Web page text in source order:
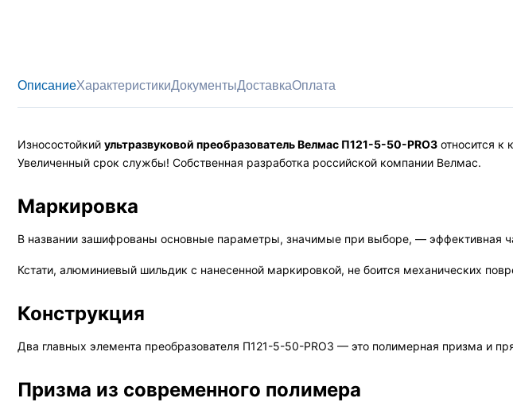
ОписаниеХарактеристикиДокументыДоставкаОплата
Износостойкий ультразвуковой преобразователь Велмас П121-5-50-PRO3 относится к
Увеличенный срок службы! Собственная разработка российской компании Велмас.
Маркировка
В названии зашифрованы основные параметры, значимые при выборе, — эффективная
Кстати, алюминиевый шильдик с нанесенной маркировкой, не боится механических
Конструкция
Два главных элемента преобразователя П121-5-50-PRO3 — это полимерная призма и
Призма из современного полимера